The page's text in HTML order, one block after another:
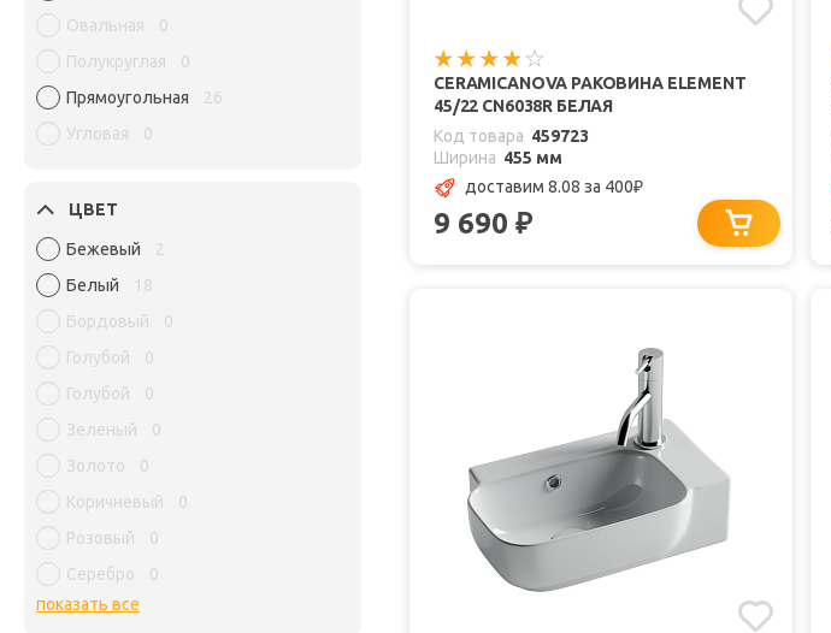
Овальная
0
Полукруглая
0
Прямоугольная
26
Угловая
0
ЦВЕТ
Бежевый
2
Белый
18
Бордовый
0
Голубой
0
Голубой
0
Зеленый
0
Золото
0
Коричневый
0
Розовый
0
Серебро
0
показать все
CERAMICANOVA РАКОВИНА ELEMENT
45/22 CN6038R БЕЛАЯ
Код товара 459723
Ширина 455 мм
доставим 8.08 за 400₽
9 690 ₽